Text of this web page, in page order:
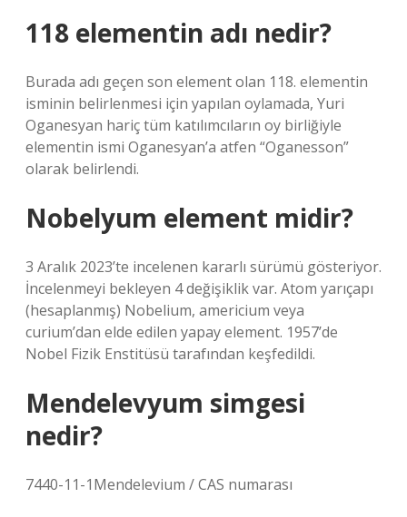
118 elementin adı nedir?
Burada adı geçen son element olan 118. elementin
isminin belirlenmesi için yapılan oylamada, Yuri
Oganesyan hariç tüm katılımcıların oy birliğiyle
elementin ismi Oganesyan’a atfen “Oganesson”
olarak belirlendi.
Nobelyum element midir?
3 Aralık 2023’te incelenen kararlı sürümü gösteriyor.
İncelenmeyi bekleyen 4 değişiklik var. Atom yarıçapı
(hesaplanmış) Nobelium, americium veya
curium’dan elde edilen yapay element. 1957’de
Nobel Fizik Enstitüsü tarafından keşfedildi.
Mendelevyum simgesi
nedir?
7440-11-1Mendelevium / CAS numarası